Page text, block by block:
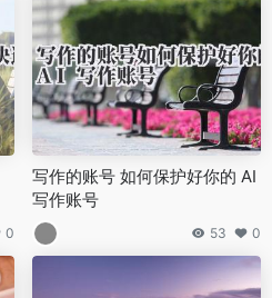
0
写作的账号 如何保护好你的 AI
写作账号
53 0